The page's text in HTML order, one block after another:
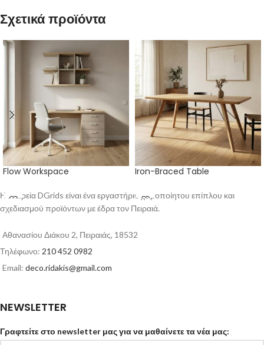
Σχετικά προϊόντα
Flow Workspace Iron-Braced Table
Η εταιρεία DGrids είναι ένα εργαστήριο χειροποίητου επίπλου και
σχεδιασμού προϊόντων με έδρα τον Πειραιά.
Αθανασίου Διάκου 2, Πειραιάς, 18532
Τηλέφωνο: 210 452 0982
Email: deco.ridakis@gmail.com
NEWSLETTER
Γραφτείτε στο newsletter μας για να μαθαίνετε τα νέα μας: